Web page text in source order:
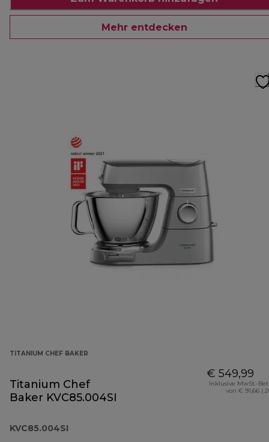
Mehr entdecken
TITANIUM CHEF BAKER
Titanium Chef
Baker KVC85.004SI
KVC85.004SI
€ 549,99
Inklusive MwSt.-
von € 91,66 (